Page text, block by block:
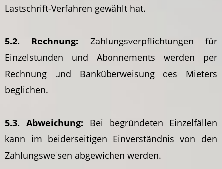
Lastschrift-Verfahren gewählt hat.
5.2. Rechnung: Zahlungsverpflichtungen für
Einzelstunden und Abonnements werden per
Rechnung und Banküberweisung des Mieters
beglichen.
5.3. Abweichung: Bei begründeten Einzelfällen
kann im beiderseitigen Einverständnis von den
Zahlungsweisen abgewichen werden.